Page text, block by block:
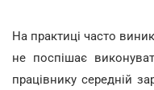
На практиці часто
не поспішає
працівнику середній